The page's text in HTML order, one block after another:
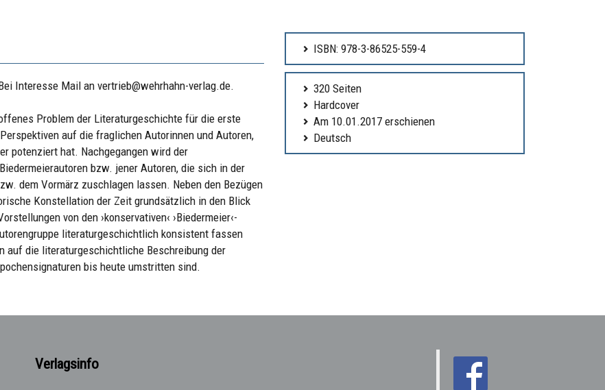
Interesse Mail an vertrieb@wehrhahn-verlag.de.
Problem der Literaturgeschichte für die erste
auf die fraglichen Autorinnen und Autoren,
potenziert hat. Nachgegangen wird der
bzw. jener Autoren, die sich in der
dem Vormärz zuschlagen lassen. Neben den Bezügen
Konstellation der Zeit grundsätzlich in den Blick
von den ›konservativen‹ ›Biedermeier‹-
literaturgeschichtlich konsistent fassen
auf die literaturgeschichtliche Beschreibung der
bis heute umstritten sind.
ISBN: 978-3-86525-559-4
320 Seiten
Hardcover
Am 10.01.2017 erschienen
Deutsch
Verlagsinfo